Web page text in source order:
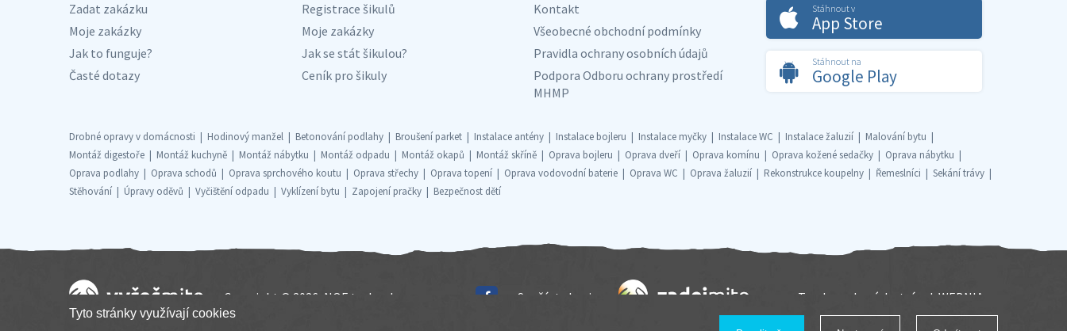
Zadat zakázku
Moje zakázky
Jak to funguje?
Časté dotazy
Registrace šikulů
Moje zakázky
Jak se stát šikulou?
Ceník pro šikuly
Kontakt
Všeobecné obchodní podmínky
Pravidla ochrany osobních údajů
Podpora Odboru ochrany prostředí
MHMP
Stáhnout v
App Store
Stáhnout na
Google Play
Drobné opravy v domácnosti Hodinový manžel Betonování podlahy Broušení parket Instalace antény Instalace bojleru Instalace myčky Instalace WC Instalace žaluzií
Malování bytu
Montáž digestoře
Montáž kuchyně Montáž nábytku Montáž odpadu Montáž okapů Montáž skříně Oprava bojleru Oprava dveří Oprava komínu Oprava kožené sedačky
Oprava nábytku
Oprava podlahy
Oprava schodů Oprava sprchového koutu Oprava střechy Oprava topení Oprava vodovodní baterie Oprava WC Oprava žaluzií Rekonstrukce koupelny Řemeslníci
Sekání trávy
Stěhování
Úpravy oděvů Vyčištění odpadu Vyklízení bytu Zapojení pračky Bezpečnost dětí
Copyright © 2026, NOE technology s.r.o. Součást skupiny Tvorba webových stránek WEBNIA.cz
Tyto stránky využívají cookies